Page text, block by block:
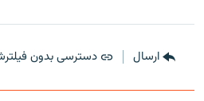
ارسال دسترسی بدون